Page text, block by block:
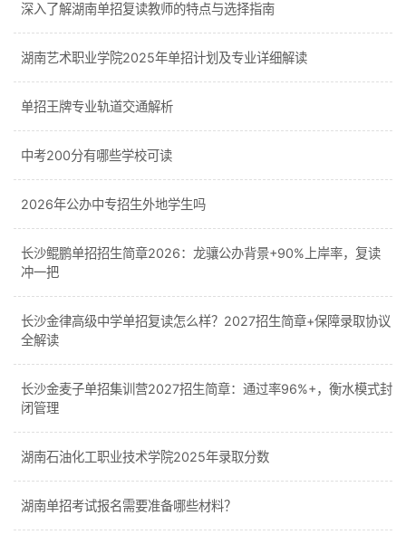
深入了解湖南单招复读教师的特点与选择指南
湖南艺术职业学院2025年单招计划及专业详细解读
单招王牌专业轨道交通解析
中考200分有哪些学校可读
2026年公办中专招生外地学生吗
长沙鲲鹏单招招生简章2026：龙骧公办背景+90%上岸率，复读
冲一把
长沙金律高级中学单招复读怎么样？2027招生简章+保障录取协议
全解读
长沙金麦子单招集训营2027招生简章：通过率96%+，衡水模式封
闭管理
湖南石油化工职业技术学院2025年录取分数
湖南单招考试报名需要准备哪些材料？